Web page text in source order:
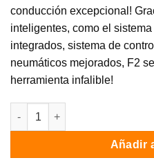
conducción excepcional!
inteligentes, como el
integrados, sistema de
neumáticos mejorados, F2
herramienta infalible!
Patinete electrico Ninebot
Añadir